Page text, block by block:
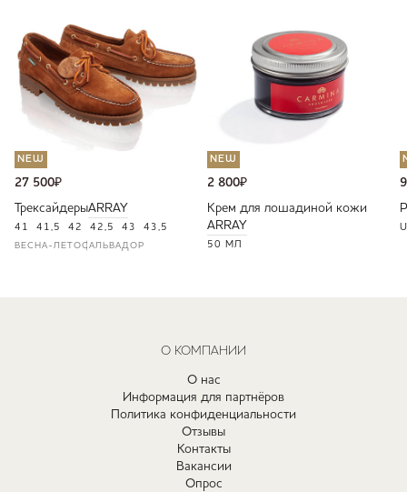
NEW
27 500₽
ТрексайдерыARRAY
41 41,5 42 42,5 43 43,5
ВЕСНА-ЛЕТОСАЛЬВАДОР
NEW
2 800₽
Крем для лошадиной кожи
ARRAY
50 МЛ
О КОМПАНИИ
О нас
Информация для партнёров
Политика конфиденциальности
Отзывы
Контакты
Вакансии
Опрос